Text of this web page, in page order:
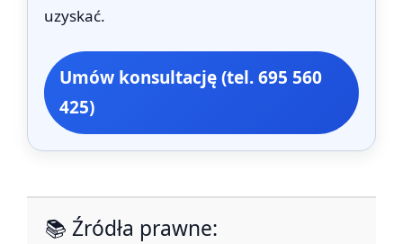
uzyskać.
Umów konsultację (tel. 695 560
425)
📚 Źródła prawne: